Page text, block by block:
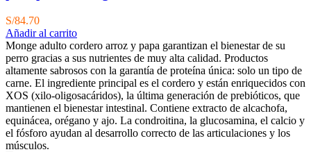
S/84.70
Añadir al carrito
Monge adulto cordero arroz y papa garantizan el bienestar de su
perro gracias a sus nutrientes de muy alta calidad. Productos
altamente sabrosos con la garantía de proteína única: solo un tipo de
carne. El ingrediente principal es el cordero y están enriquecidos con
XOS (xilo-oligosacáridos), la última generación de prebióticos, que
mantienen el bienestar intestinal. Contiene extracto de alcachofa,
equinácea, orégano y ajo. La condroitina, la glucosamina, el calcio y
el fósforo ayudan al desarrollo correcto de las articulaciones y los
músculos.